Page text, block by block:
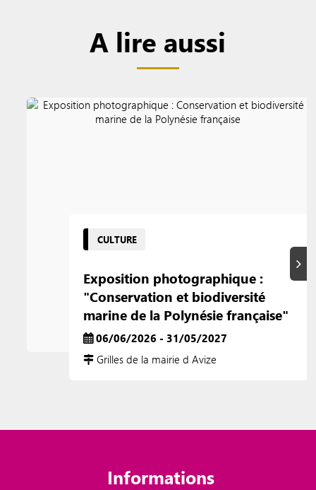
A lire aussi
CULTURE
Exposition photographique :
"Conservation et biodiversité
marine de la Polynésie française"
06/06/2026 - 31/05/2027
Grilles de la mairie d Avize
Informations